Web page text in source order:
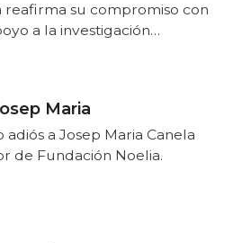
reafirma su compromiso con
a la investigación…
Maria
a Josep Maria Canela
de Fundación Noelia.